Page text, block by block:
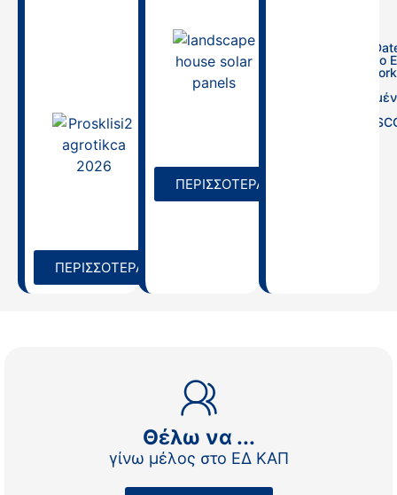
10:00πμ
ψυχή της
ελληνικής γης»,
13/03/2026,
18:30
ΠΕΡΙΣΣΟΤΕΡΑ
Save the
Εργαστήριο
CAP
Κόστους
ΠΕΡΙΣΣΟΤΕΡΑ
Θέλω να ...
γίνω μέλος στο ΕΔ ΚΑΠ